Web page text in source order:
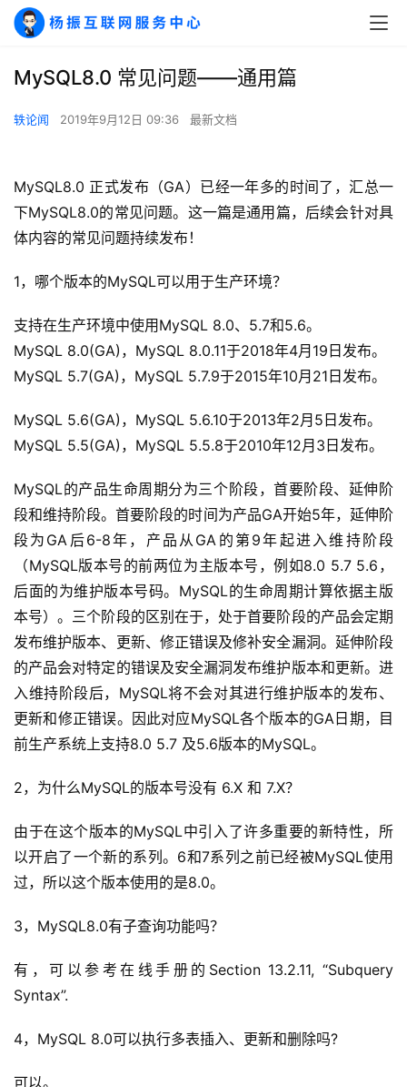
A
I
干
MySQL8.0 常见问题——通用篇
轶论闻 2019年9月12日 09:36 最新文档
MySQL8.0 正式发布（GA）已经一年多的时间了，汇总一
下MySQL8.0的常见问题。这一篇是通用篇，后续会针对具
体内容的常见问题持续发布！
1，哪个版本的MySQL可以用于生产环境？
支持在生产环境中使用MySQL 8.0、5.7和5.6。
MySQL 8.0(GA)，MySQL 8.0.11于2018年4月19日发布。
MySQL 5.7(GA)，MySQL 5.7.9于2015年10月21日发布。
MySQL 5.6(GA)，MySQL 5.6.10于2013年2月5日发布。
MySQL 5.5(GA)，MySQL 5.5.8于2010年12月3日发布。
MySQL的产品生命周期分为三个阶段，首要阶段、延伸阶
段和维持阶段。首要阶段的时间为产品GA开始5年，延伸阶
段为GA后6-8年，产品从GA的第9年起进入维持阶段
（MySQL版本号的前两位为主版本号，例如8.0 5.7 5.6，
后面的为维护版本号码。MySQL的生命周期计算依据主版
本号）。三个阶段的区别在于，处于首要阶段的产品会定期
发布维护版本、更新、修正错误及修补安全漏洞。延伸阶段
的产品会对特定的错误及安全漏洞发布维护版本和更新。进
入维持阶段后，MySQL将不会对其进行维护版本的发布、
更新和修正错误。因此对应MySQL各个版本的GA日期，目
前生产系统上支持8.0 5.7 及5.6版本的MySQL。
2，为什么MySQL的版本号没有 6.X 和 7.X？
由于在这个版本的MySQL中引入了许多重要的新特性，所
以开启了一个新的系列。6和7系列之前已经被MySQL使用
过，所以这个版本使用的是8.0。
3，MySQL8.0有子查询功能吗？
有，可以参考在线手册的Section 13.2.11, “Subquery
Syntax”.
4，MySQL 8.0可以执行多表插入、更新和删除吗?
可以。